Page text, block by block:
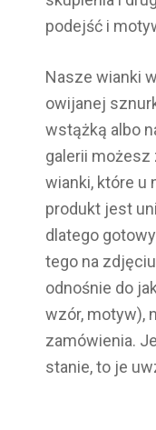
podejść i
Nasze wianki
owijanej
wstążką albo
galerii możesz
wianki, które u
produkt jest
dlatego
tego na
odnośnie do
wzór, motyw),
zamówienia.
stanie, to je